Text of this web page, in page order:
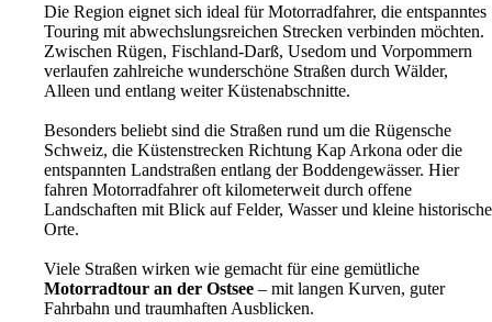
Die Region eignet sich ideal für Motorradfahrer, die entspanntes
Touring mit abwechslungsreichen Strecken verbinden möchten.
Zwischen Rügen, Fischland-Darß, Usedom und Vorpommern
verlaufen zahlreiche wunderschöne Straßen durch Wälder,
Alleen und entlang weiter Küstenabschnitte.
Besonders beliebt sind die Straßen rund um die Rügensche
Schweiz, die Küstenstrecken Richtung Kap Arkona oder die
entspannten Landstraßen entlang der Boddengewässer. Hier
fahren Motorradfahrer oft kilometerweit durch offene
Landschaften mit Blick auf Felder, Wasser und kleine historische
Orte.
Viele Straßen wirken wie gemacht für eine gemütliche
Motorradtour an der Ostsee – mit langen Kurven, guter
Fahrbahn und traumhaften Ausblicken.